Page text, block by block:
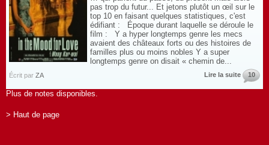
pas trop du futur... Et jetons plutôt un œil sur le
top 10 en faisant quelques statistiques, c'est
édifiant : Époque durant laquelle se déroule le
film : Y a hyper longtemps genre les mecs
avaient des châteaux forts ou des histoires de
familles plus ou moins nobles Y a super
longtemps genre on disait « chemin de...
Écrit par ZA Lire la suite 10
Plus de notes disponibles.
> Haut de page